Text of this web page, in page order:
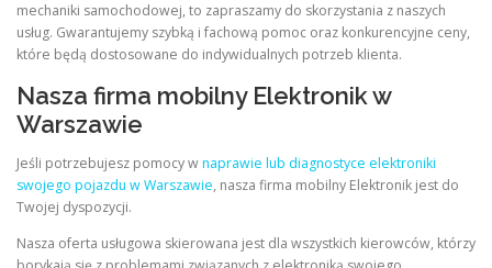
mechaniki samochodowej, to zapraszamy do skorzystania z naszych
usług. Gwarantujemy szybką i fachową pomoc oraz konkurencyjne ceny,
które będą dostosowane do indywidualnych potrzeb klienta.
Nasza firma mobilny Elektronik w
Warszawie
Jeśli potrzebujesz pomocy wnaprawie lub diagnostyce elektroniki
swojego pojazdu w Warszawie, nasza firma mobilny Elektronik jest do
Twojej dyspozycji.
Nasza oferta usługowa skierowana jest dla wszystkich kierowców, którzy